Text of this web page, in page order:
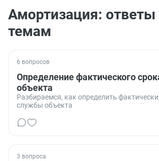
Амортизация: ответы
темам
6 вопросов
Определение фактического
объекта
Разбираемся, как определить
службы объекта
3 вопроса